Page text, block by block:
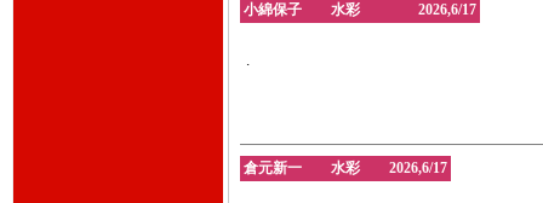
小綿保子 水彩 2026,6/17
.
倉元新一 水彩 2026,6/17